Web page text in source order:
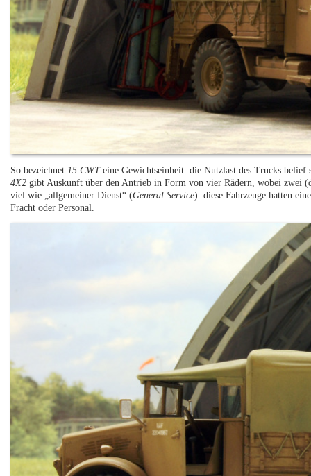
So bezeichnet15 CWTeine Gewichtseinheit: die Nutzlast des Trucks belief
4X2 gibt Auskunft über den Antrieb in Form von vier Rädern, wobei zwei
viel wie „allgemeiner Dienst“ (General Service): diese Fahrzeuge hatten
Fracht oder Personal.